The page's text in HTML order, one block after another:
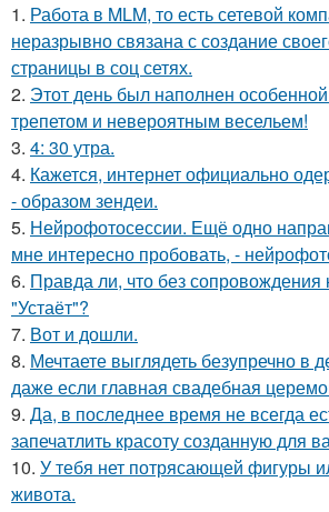
1. Работа в MLM, то есть сетевой
неразрывно связана с создание
страницы в соц сетях.
2. Этот день был наполнен особенной
трепетом и невероятным весельем!
3. 4: 30 утра.
4. Кажется, интернет официально
- образом зендеи.
5. Нейрофотосессии. Ещё одно
мне интересно пробовать, -
6. Правда ли, что без сопровождения
"Устаёт"?
7. Вот и дошли.
8. Мечтаете выглядеть безупречно в
даже если главная свадебная
9. Да, в последнее время не всегда
запечатлить красоту созданную для
10. У тебя нет потрясающей фигуры
живота.